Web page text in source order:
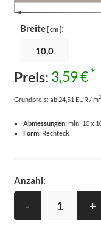
Breite[ cm ]:
Preis: 3,59 € *
Grundpreis: ab 24,51 EUR / m2
Abmessungen:min: 10 x
Form:Rechteck
Anzahl:
- +